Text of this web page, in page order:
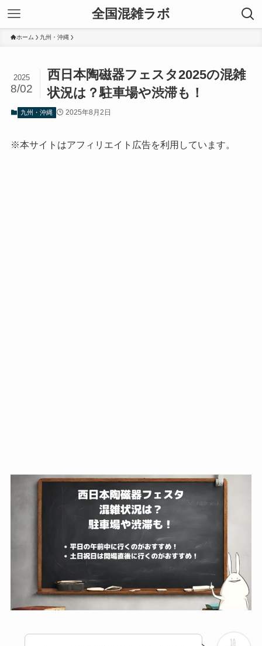
全国混雑ラボ
ホーム 九州・沖縄
西日本陶磁器フェスタ2025の混雑
状況は？駐車場や渋滞も！
2025
8/02
九州・沖縄 2025年8月2日
※本サイトはアフィリエイト広告を利用しています。